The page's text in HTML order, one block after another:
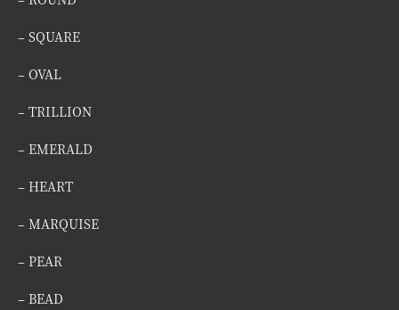
– SQUARE
– OVAL
– TRILLION
– EMERALD
– HEART
– MARQUISE
– PEAR
– BEAD